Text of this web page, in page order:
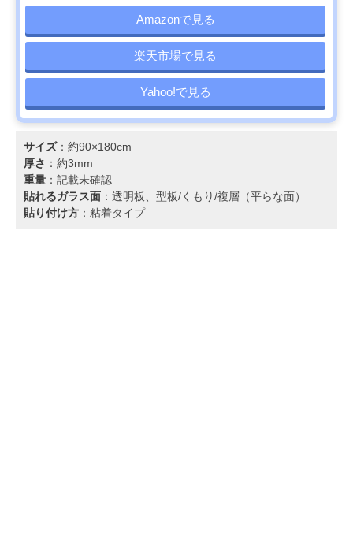
Amazonで見る
楽天市場で見る
Yahoo!で見る
サイズ：約90×180cm
厚さ ：約3mm
重量 ：記載未確認
貼れるガラス面 ：透明板、型板/くもり/複層（平らな面）
貼り付け方 ：粘着タイプ